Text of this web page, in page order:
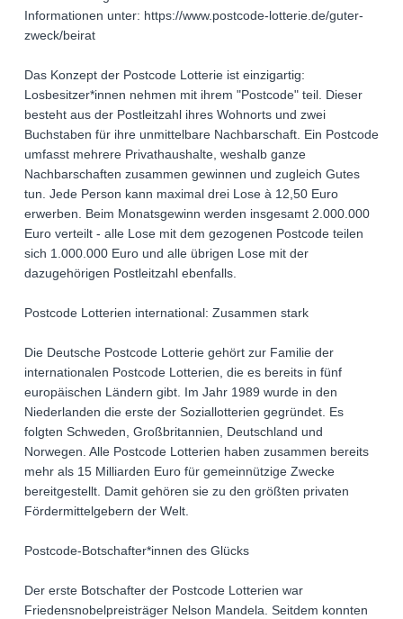
Informationen unter: https://www.postcode-lotterie.de/guter-
zweck/beirat
Das Konzept der Postcode Lotterie ist einzigartig:
Losbesitzer*innen nehmen mit ihrem "Postcode" teil. Dieser
besteht aus der Postleitzahl ihres Wohnorts und zwei
Buchstaben für ihre unmittelbare Nachbarschaft. Ein Postcode
umfasst mehrere Privathaushalte, weshalb ganze
Nachbarschaften zusammen gewinnen und zugleich Gutes
tun. Jede Person kann maximal drei Lose à 12,50 Euro
erwerben. Beim Monatsgewinn werden insgesamt 2.000.000
Euro verteilt - alle Lose mit dem gezogenen Postcode teilen
sich 1.000.000 Euro und alle übrigen Lose mit der
dazugehörigen Postleitzahl ebenfalls.
Postcode Lotterien international: Zusammen stark
Die Deutsche Postcode Lotterie gehört zur Familie der
internationalen Postcode Lotterien, die es bereits in fünf
europäischen Ländern gibt. Im Jahr 1989 wurde in den
Niederlanden die erste der Soziallotterien gegründet. Es
folgten Schweden, Großbritannien, Deutschland und
Norwegen. Alle Postcode Lotterien haben zusammen bereits
mehr als 15 Milliarden Euro für gemeinnützige Zwecke
bereitgestellt. Damit gehören sie zu den größten privaten
Fördermittelgebern der Welt.
Postcode-Botschafter*innen des Glücks
Der erste Botschafter der Postcode Lotterien war
Friedensnobelpreisträger Nelson Mandela. Seitdem konnten